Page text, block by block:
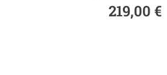
219,00 €